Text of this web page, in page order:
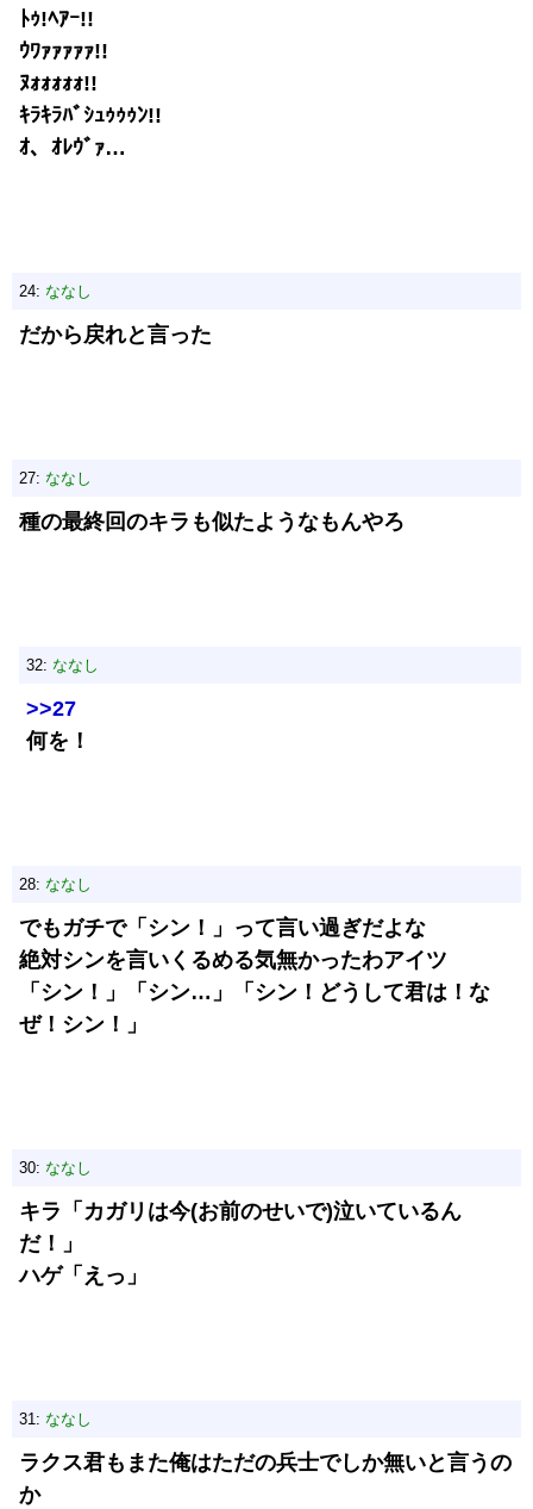
ﾄｩ!ﾍｱｰ!!
ｳﾜｧｧｧｧｧ!!
ﾇｫｫｫｫｫ!!
ｷﾗｷﾗﾊﾞｼｭｩｩｩﾝ!!
ｵ、ｵﾚｳﾞｧ…
24: ななし
だから戻れと言った
27: ななし
種の最終回のキラも似たようなもんやろ
32: ななし
>>27
何を！
28: ななし
でもガチで「シン！」って言い過ぎだよな
絶対シンを言いくるめる気無かったわアイツ
「シン！」「シン…」「シン！どうして君は！な
ぜ！シン！」
30: ななし
キラ「カガリは今(お前のせいで)泣いているん
だ！」
ハゲ「えっ」
31: ななし
ラクス君もまた俺はただの兵士でしか無いと言うの
か